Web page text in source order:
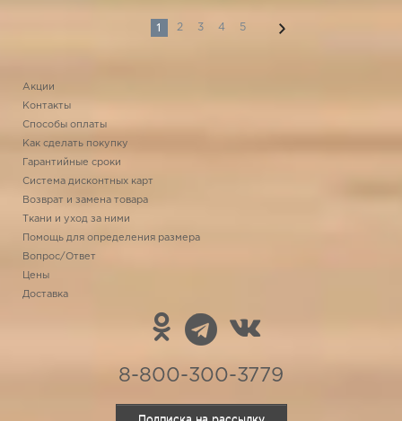
1 2 3 4 5
Акции
Контакты
Способы оплаты
Как сделать покупку
Гарантийные сроки
Система дисконтных карт
Возврат и замена товара
Ткани и уход за ними
Помощь для определения размера
Вопрос/Ответ
Цены
Доставка
8-800-300-3779